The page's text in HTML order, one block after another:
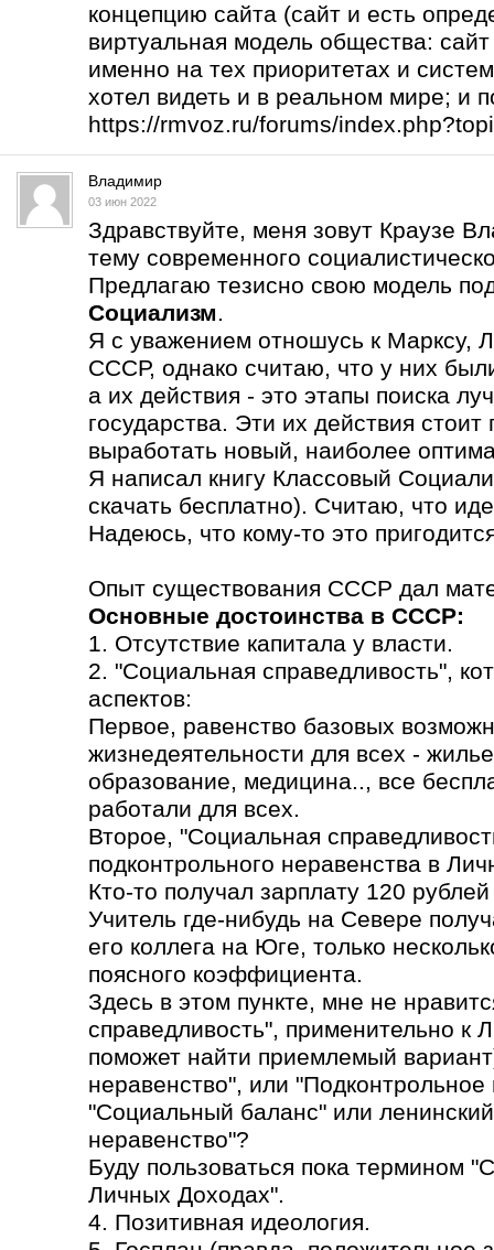
концепцию сайта (сайт и есть
виртуальная модель общества:
именно на тех приоритетах и
хотел видеть и в реальном мире; и
https://rmvoz.ru/forums/
Владимир
03 июн 2022
Здравствуйте, меня зовут Краузе
тему современного
Предлагаю тезисно свою модель
Социализм.
Я с уважением отношусь к Марксу,
СССР, однако считаю, что у них
а их действия - это этапы поиска
государства. Эти их действия
выработать новый, наиболее
Я написал книгу Классовый
скачать бесплатно). Считаю, что
Надеюсь, что кому-то это
Опыт существования СССР дал
Основные достоинства в СССР:
1. Отсутствие капитала у власти.
2. "Социальная справедливость",
аспектов:
Первое, равенство базовых
жизнедеятельности для всех -
образование, медицина.., все
работали для всех.
Второе, "Социальная
подконтрольного неравенства в
Кто-то получал зарплату 120
Учитель где-нибудь на Севере
его коллега на Юге, только
поясного коэффициента.
Здесь в этом пункте, мне не
справедливость", применительно к
поможет найти приемлемый
неравенство", или
"Социальный баланс" или
неравенство"?
Буду пользоваться пока термином
Личных Доходах".
4. Позитивная идеология.